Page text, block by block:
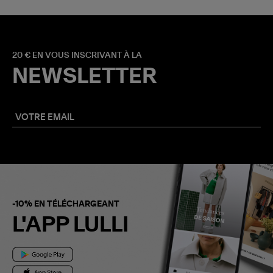
20 € EN VOUS INSCRIVANT À LA
NEWSLETTER
-10% EN TÉLÉCHARGEANT
L'APP LULLI